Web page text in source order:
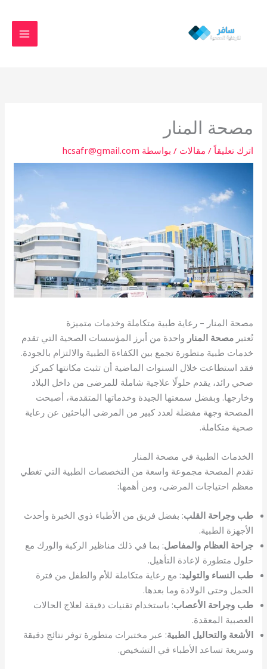
المحتوى
مصحة المنار
اترك تعليقاً / مقالات / بواسطة hcsafr@gmail.com
مصحة المنار – رعاية طبية متكاملة وخدمات متميزة
تُعتبرمصحة المنار واحدة من أبرز المؤسسات الصحية التي تقدم
خدمات طبية متطورة تجمع بين الكفاءة الطبية والالتزام بالجودة.
فقد استطاعت خلال السنوات الماضية أن تثبت مكانتها كمركز
صحي رائد، يقدم حلولًا علاجية شاملة للمرضى من داخل البلاد
وخارجها. وبفضل سمعتها الجيدة وخدماتها المتقدمة، أصبحت
المصحة وجهة مفضلة لعدد كبير من المرضى الباحثين عن رعاية
صحية متكاملة.
الخدمات الطبية في مصحة المنار
تقدم المصحة مجموعة واسعة من التخصصات الطبية التي تغطي
معظم احتياجات المرضى، ومن أهمها:
طب وجراحة القلب: بفضل فريق من الأطباء ذوي الخبرة وأحدث
الأجهزة الطبية.
جراحة العظام والمفاصل: بما في ذلك مناظير الركبة والورك مع
حلول متطورة لإعادة التأهيل.
طب النساء والتوليد: مع رعاية متكاملة للأم والطفل من فترة
الحمل وحتى الولادة وما بعدها.
طب وجراحة الأعصاب: باستخدام تقنيات دقيقة لعلاج الحالات
العصبية المعقدة.
الأشعة والتحاليل الطبية: عبر مختبرات متطورة توفر نتائج دقيقة
وسريعة تساعد الأطباء في التشخيص.